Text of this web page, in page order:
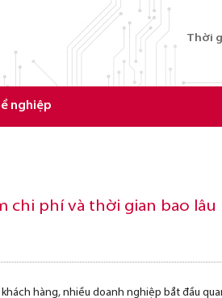
Thời
nghiệp
chi phí và thời gian bao lâu
hàng, nhiều doanh nghiệp bắt đầu